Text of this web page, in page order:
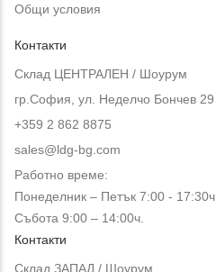
Общи условия
Контакти
Склад ЦЕНТРАЛЕН / Шоурум
гр.София, ул. Неделчо Бончев 29
+359 2 862 8875
sales@ldg-bg.com
Работно време:
Понеделник – Петък 7:00 - 17:30ч.
Събота 9:00 – 14:00ч.
Контакти
Склад ЗАПАД / Шоурум